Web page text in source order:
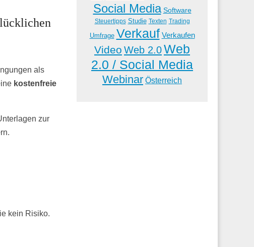
als
kostenfreie
zur
kein Risiko.
Social Media Software
Steuertipps Studie Texten Trading
Umfrage Verkauf Verkaufen
Video Web 2.0Web
2.0 / Social Media
Webinar Österreich